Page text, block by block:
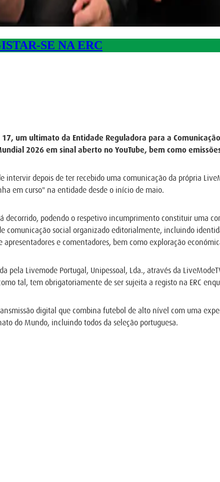
SE NA ERC
um ultimato da Entidade Reguladora para a
2026 em sinal aberto no YouTube, bem como
intervir depois de ter recebido uma comunicação da própria
em curso" na entidade desde o início de maio.
podendo o respetivo incumprimento constituir uma
comunicação social organizado editorialmente, incluindo
e comentadores, bem como exploração
pela Livemode Portugal, Unipessoal, Lda., através da
tal, tem obrigatoriamente de ser sujeita a registo na ERC
digital que combina futebol de alto nível com uma
do Mundo, incluindo todos da seleção portuguesa.